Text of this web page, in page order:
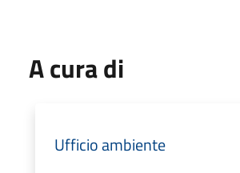
A cura di
Ufficio ambiente